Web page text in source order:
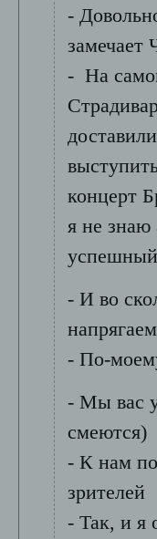
-
замечает
- На
концерт
я не знаю
успешный
- И во
- По-
- Мы вас
смеются)
- К нам
зрителей
- Так, и я